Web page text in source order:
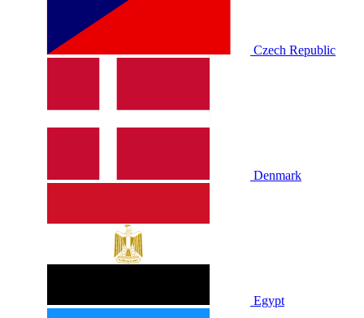
Czech Republic
Denmark
Egypt